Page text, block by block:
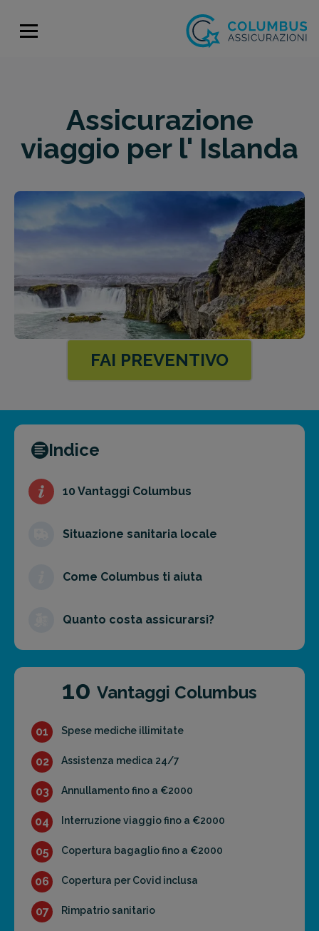
Assicurazione
viaggio per l' Islanda
FAI PREVENTIVO
Indice
10 Vantaggi Columbus
Situazione sanitaria locale
Come Columbus ti aiuta
Quanto costa assicurarsi?
10 Vantaggi Columbus
01 Spese mediche illimitate
02 Assistenza medica 24/7
03 Annullamento fino a €2000
04 Interruzione viaggio fino a €2000
05 Copertura bagaglio fino a €2000
06 Copertura per Covid inclusa
07 Rimpatrio sanitario